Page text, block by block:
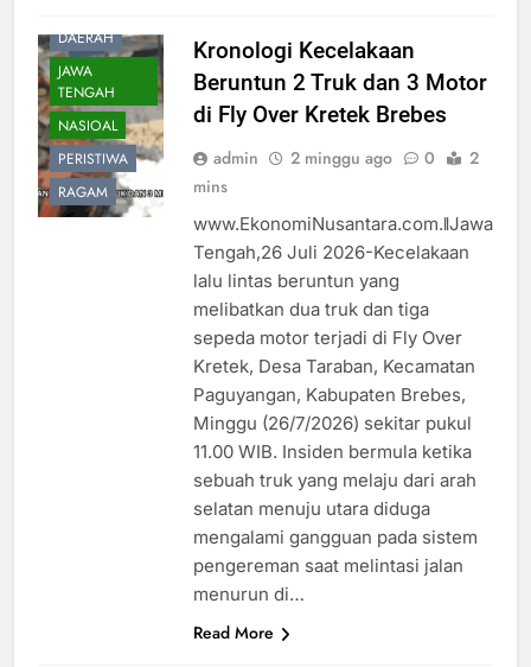
DAERAH
JAWA
TENGAH
NASIOAL
PERISTIWA
RAGAM
Kronologi Kecelakaan
Beruntun 2 Truk dan 3 Motor
di Fly Over Kretek Brebes
admin 2 minggu ago 0
2
mins
www.EkonomiNusantara.com.ǁJawa
Tengah,26 Juli 2026-Kecelakaan
lalu lintas beruntun yang
melibatkan dua truk dan tiga
sepeda motor terjadi di Fly Over
Kretek, Desa Taraban, Kecamatan
Paguyangan, Kabupaten Brebes,
Minggu (26/7/2026) sekitar pukul
11.00 WIB. Insiden bermula ketika
sebuah truk yang melaju dari arah
selatan menuju utara diduga
mengalami gangguan pada sistem
pengereman saat melintasi jalan
menurun di…
Read More